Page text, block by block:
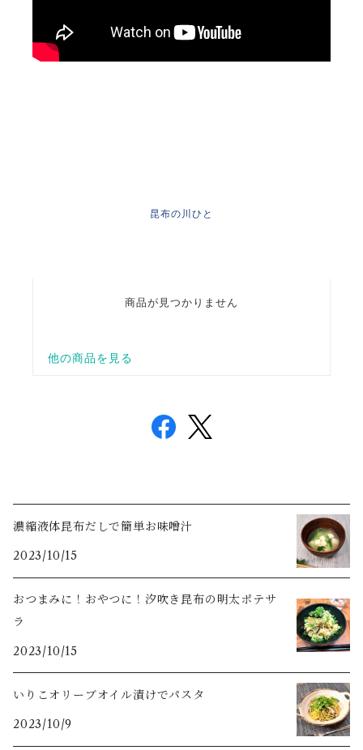
濃縮液体昆布だしで簡単お味噌汁
2023/10/15
おつまみに！おやつに！汐吹き昆布の明太ポテサ
ラ
2023/10/15
いりこオリーブオイル漬けでパスタ
2023/10/9